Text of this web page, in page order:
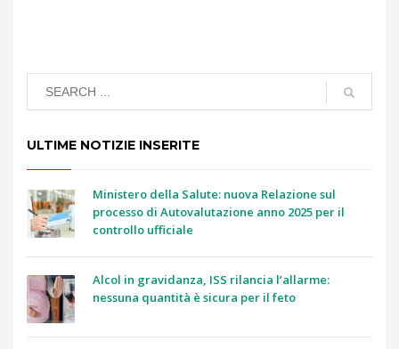
ULTIME NOTIZIE INSERITE
Ministero della Salute: nuova Relazione sul
processo di Autovalutazione anno 2025 per il
controllo ufficiale
Alcol in gravidanza, ISS rilancia l’allarme:
nessuna quantità è sicura per il feto